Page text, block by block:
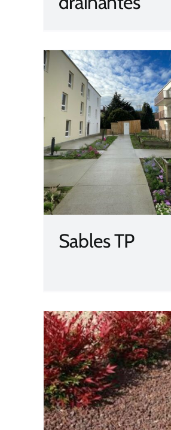
Sables TP
Sables
Paillage